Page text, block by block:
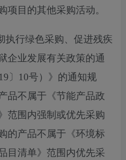
项目的其他采购活动。
执行绿色采购、促进残疾
企业发展有关政策的通
〕10号）》的通知规
品不属于《节能产品政
范围内强制或优先采购
的产品不属于《环境标
目清单》范围内优先采